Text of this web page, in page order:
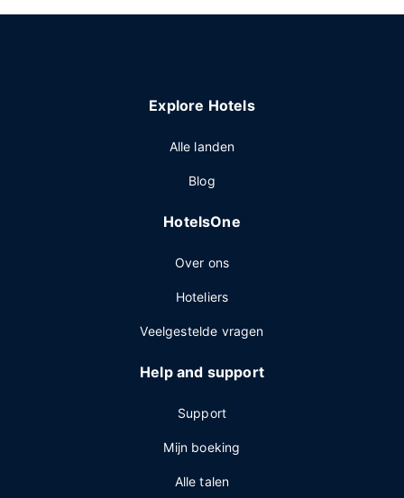
Explore Hotels
Alle landen
Blog
HotelsOne
Over ons
Hoteliers
Veelgestelde vragen
Help and support
Support
Mijn boeking
Alle talen